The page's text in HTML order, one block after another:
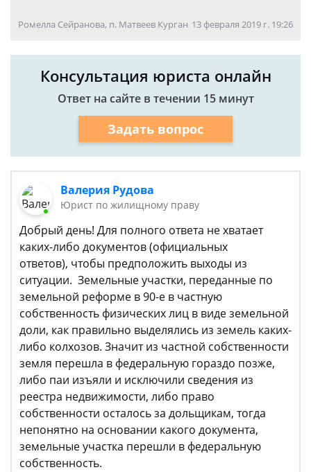
Ромелла Сейранова, п. Матвеев Курган 13 февраля 2019 г. 19:26
Консультация юриста онлайн
Ответ на сайте в течении 15 минут
Задать вопрос
Валерия Рудова
Юрист по жилищному праву
Добрый день! Для полного ответа не хватает
каких-либо документов (официальных
ответов), чтобы предположить выходы из
ситуации. Земельные участки, переданные по
земельной реформе в 90-е в частную
собственность физических лиц в виде земельной
доли, как правильно выделялись из земель каких-
либо колхозов. Значит из частной собственности
земля перешла в федеральную гораздо позже,
либо паи изъяли и исключили сведения из
реестра недвижимости, либо право
собственности осталось за дольщикам, тогда
непонятно на основании какого документа,
земельные участка перешли в федеральную
собственность.